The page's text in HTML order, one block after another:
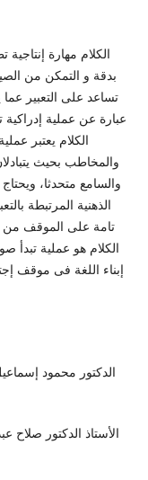
الكلام مهارة
بدقة و التمكن من
تساعد على التعبير
عبارة عن عملية
الكلام يعتبر
والمخاطب بحيث
والسامع متحدثا،
الذهنية المرتبطة
تامة على الموقف من
الكلام هو عملية تبدأ
إبناء اللغة فى موقف
الدكتور محمود
الأستاذ الدكتور صلاح